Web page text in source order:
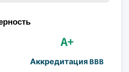
A+
Аккредитация BBB